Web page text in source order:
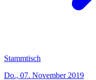
Stammtisch
Do., 07. November 2019